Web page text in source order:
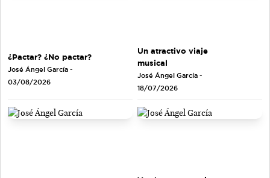
¿Pactar? ¿No pactar?
José Ángel García -
03/08/2026
Un atractivo viaje
musical
José Ángel García -
18/07/2026